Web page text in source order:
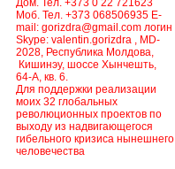
Дом. Тел. +373 0 22 721623
Моб. Тел. +373 068506935 E-
mail: gorizdra@gmail.com логин
Skype: valentin.gorizdra , MD-
2028, Республика Молдова,
Кишинэу, шоссе Хынчешть,
64-А, кв. 6.
Для поддержки реализации
моих 32 глобальных
революционных проектов по
выходу из надвигающегося
гибельного кризиса нынешнего
человечества